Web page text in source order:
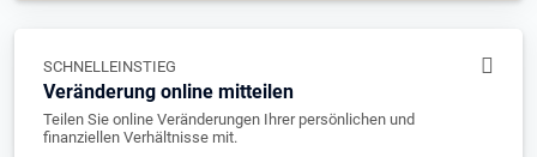
SCHNELLEINSTIEG
Veränderung online mitteilen
Teilen Sie online Veränderungen Ihrer persönlichen und
finanziellen Verhältnisse mit.